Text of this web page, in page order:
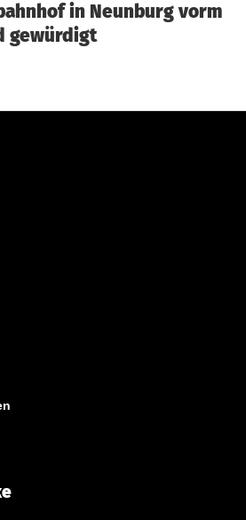
in Neunburg vorm
gewürdigt